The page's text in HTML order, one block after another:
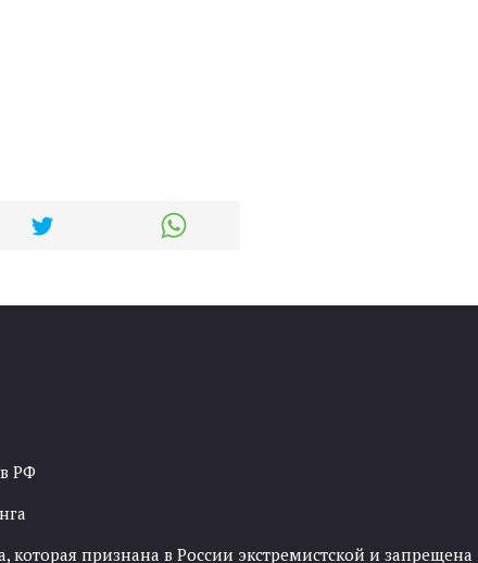
РФ
признана в России экстремистской и запрещена